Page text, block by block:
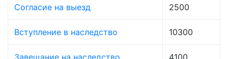
Согласие на выезд 2500
Вступление в наследство 10300
Завещание на наследство 4100